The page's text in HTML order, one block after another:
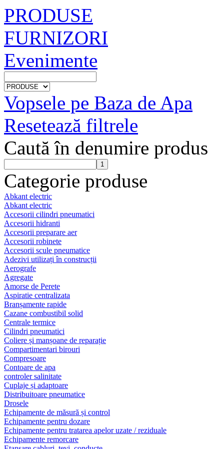
PRODUSE
FURNIZORI
Evenimente
Vopsele pe Baza de Apa
Resetează filtrele
Caută în denumire produs
Categorie produse
Abkant electric
Abkant electric
Accesorii cilindri pneumatici
Accesorii hidranti
Accesorii preparare aer
Accesorii robinete
Accesorii scule pneumatice
Adezivi utilizați în construcții
Aerografe
Agregate
Amorse de Perete
Aspiratie centralizata
Branșamente rapide
Cazane combustibil solid
Centrale termice
Cilindri pneumatici
Coliere și manșoane de reparație
Compartimentari birouri
Compresoare
Contoare de apa
controler salinitate
Cuplaje și adaptoare
Distribuitoare pneumatice
Drosele
Echipamente de măsură și control
Echipamente pentru dozare
Echipamente pentru tratarea apelor uzate / reziduale
Echipamente remorcare